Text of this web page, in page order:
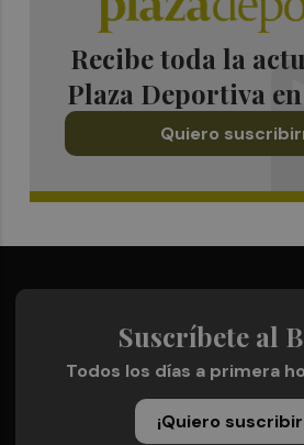
Recibe toda la
Plaza Deportiva
Quiero
Suscríbete al
Todos los días a primera
¡Quiero